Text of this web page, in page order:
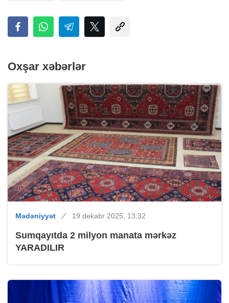
Oxşar xəbərlər
Mədəniyyət 19 dekabr 2025, 13:32
Sumqayıtda 2 milyon manata mərkəz
YARADILIR